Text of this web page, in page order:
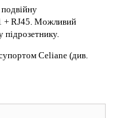
+ RJ45. Можливий
Celiane (див.